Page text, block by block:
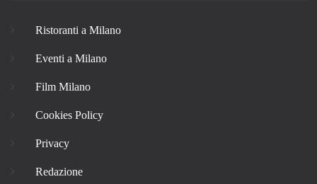
Ristoranti a Milano
Eventi a Milano
Film Milano
Cookies Policy
Privacy
Redazione